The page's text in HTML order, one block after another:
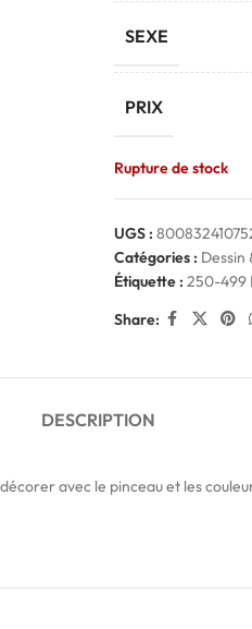
SEXE
PRIX
Rupture de stock
UGS :
Catégories : Dessin
Étiquette : 250-499
Share:
DESCRIPTION
avec le pinceau et les